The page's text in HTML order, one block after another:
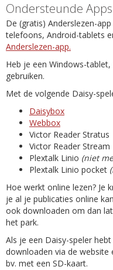
Ondersteunde
De (gratis) Anderslezen-
telefoons, Android-tablets
Anderslezen-app.
Heb je een Windows-tablet,
gebruiken.
Met de volgende Daisy-
Daisybox
Webbox
Victor Reader Stratus
Victor Reader Stream
Plextalk Linio (niet
Plextalk Linio pocket
Hoe werkt online lezen?
je al je publicaties online
ook downloaden om dan
het park.
Als je een Daisy-speler
downloaden via de website
bv. met een SD-kaart.